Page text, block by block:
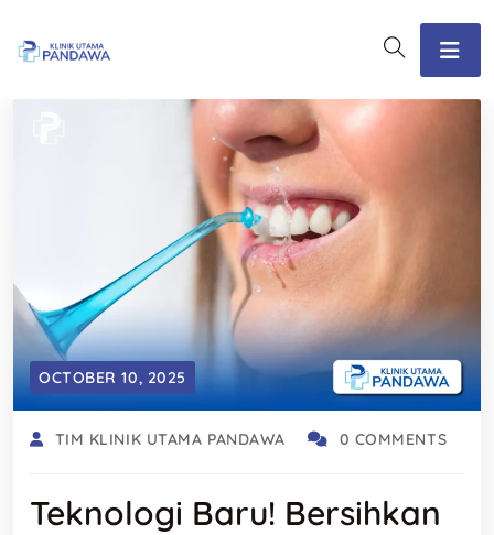
OCTOBER 10, 2025
TIM KLINIK UTAMA PANDAWA 0 COMMENTS
Teknologi Baru! Bersihkan